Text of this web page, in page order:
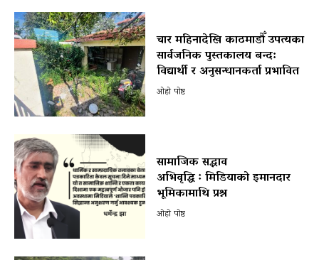
चार महिनादेखि काठमाडौँ उपत्यका
सार्वजनिक पुस्तकालय बन्द:
विद्यार्थी र अनुसन्धानकर्ता प्रभावित
ओहो पोष्ट
सामाजिक सद्भाव
अभिवृद्धि ः मिडियाको इमानदार
भूमिकामाथि प्रश्न
ओहो पोष्ट